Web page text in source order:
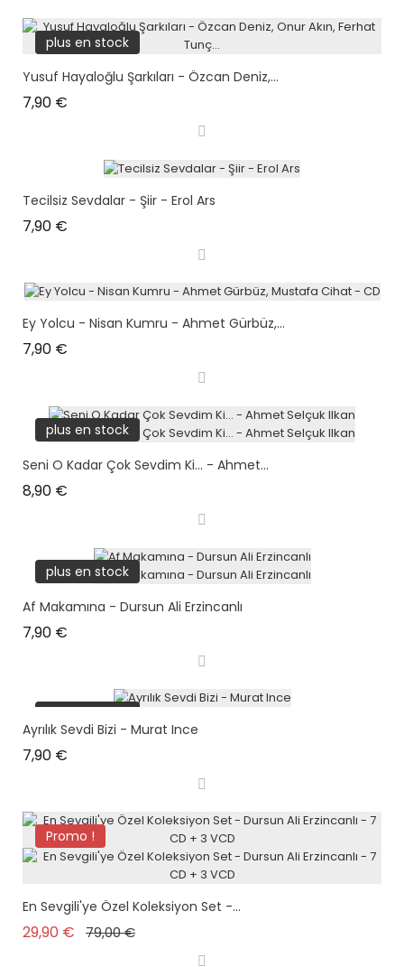
plus en stock
Yusuf Hayaloğlu Şarkıları - Özcan Deniz,...
7,90 €
Tecilsiz Sevdalar - Şiir - Erol Ars
7,90 €
Ey Yolcu - Nisan Kumru - Ahmet Gürbüz,...
7,90 €
plus en stock
Seni O Kadar Çok Sevdim Ki... - Ahmet...
8,90 €
plus en stock
Af Makamına - Dursun Ali Erzincanlı
7,90 €
Ayrılık Sevdi Bizi - Murat Ince
7,90 €
Promo !
En Sevgili'ye Özel Koleksiyon Set -...
29,90 € Prix de base
79,00 €Prix